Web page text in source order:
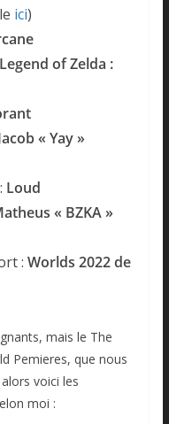
ici)
of Zelda :
« Yay »
Loud
« BZKA »
: Worlds 2022 de
mais le The
Pemieres, que nous
voici les
moi :